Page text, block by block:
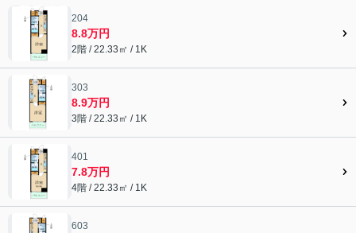
204
8.8万円
2階 / 22.33㎡ / 1K
303
8.9万円
3階 / 22.33㎡ / 1K
401
7.8万円
4階 / 22.33㎡ / 1K
603